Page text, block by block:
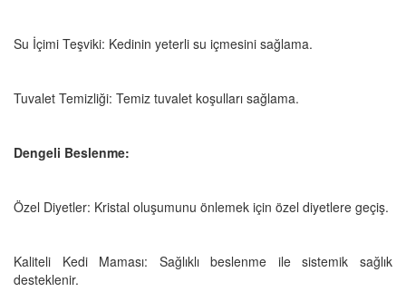
Su İçimi Teşviki: Kedinin yeterli su içmesini sağlama.
Tuvalet Temizliği: Temiz tuvalet koşulları sağlama.
Dengeli Beslenme:
Özel Diyetler: Kristal oluşumunu önlemek için özel diyetlere geçiş.
Kaliteli Kedi Maması: Sağlıklı beslenme ile sistemik sağlık
desteklenir.